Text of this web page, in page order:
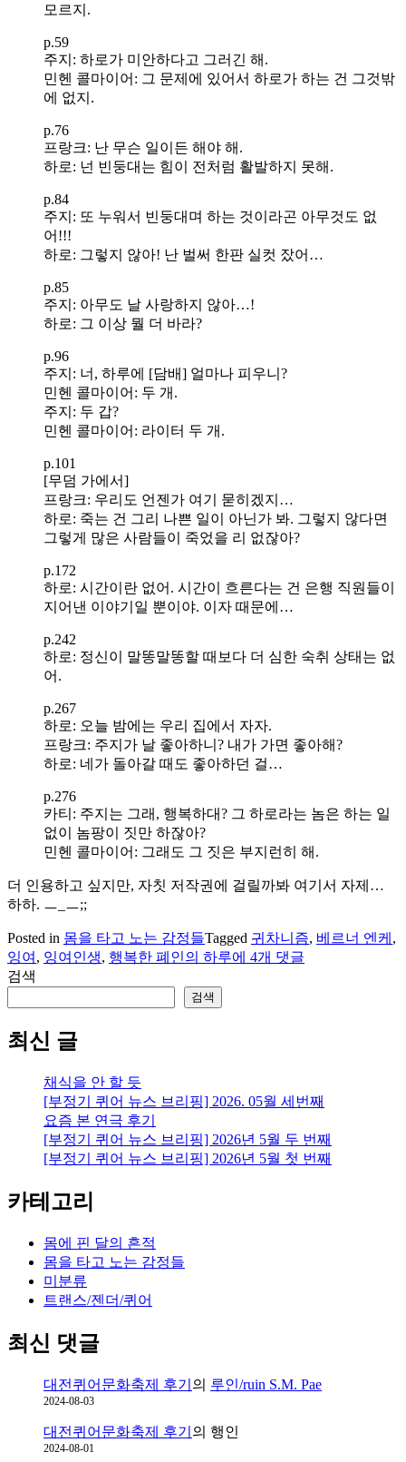
모르지.
p.59
주지: 하로가 미안하다고 그러긴 해.
민헨 콜마이어: 그 문제에 있어서 하로가 하는 건 그것밖
에 없지.
p.76
프랑크: 난 무슨 일이든 해야 해.
하로: 넌 빈둥대는 힘이 전처럼 활발하지 못해.
p.84
주지: 또 누워서 빈둥대며 하는 것이라곤 아무것도 없
어!!!
하로: 그렇지 않아! 난 벌써 한판 실컷 잤어…
p.85
주지: 아무도 날 사랑하지 않아…!
하로: 그 이상 뭘 더 바라?
p.96
주지: 너, 하루에 [담배] 얼마나 피우니?
민헨 콜마이어: 두 개.
주지: 두 갑?
민헨 콜마이어: 라이터 두 개.
p.101
[무덤 가에서]
프랑크: 우리도 언젠가 여기 묻히겠지…
하로: 죽는 건 그리 나쁜 일이 아닌가 봐. 그렇지 않다면
그렇게 많은 사람들이 죽었을 리 없잖아?
p.172
하로: 시간이란 없어. 시간이 흐른다는 건 은행 직원들이
지어낸 이야기일 뿐이야. 이자 때문에…
p.242
하로: 정신이 말똥말똥할 때보다 더 심한 숙취 상태는 없
어.
p.267
하로: 오늘 밤에는 우리 집에서 자자.
프랑크: 주지가 날 좋아하니? 내가 가면 좋아해?
하로: 네가 돌아갈 때도 좋아하던 걸…
p.276
카티: 주지는 그래, 행복하대? 그 하로라는 놈은 하는 일
없이 놈팡이 짓만 하잖아?
민헨 콜마이어: 그래도 그 짓은 부지런히 해.
더 인용하고 싶지만, 자칫 저작권에 걸릴까봐 여기서 자제…
하하. ㅡ_ㅡ;;
Posted in 몸을 타고 노는 감정들Tagged 귀차니즘, 베르너 엔케 ,
잉여 , 잉여인생, 행복한 폐인의 하루베
까
무
것
까…
에 4개 댓글
검색
검색
최신 글
채식을 안 할 듯
[부정기 퀴어 뉴스 브리핑] 2026. 05월 세번째
요즘 본 연극 후기
[부정기 퀴어 뉴스 브리핑] 2026년 5월 두 번째
[부정기 퀴어 뉴스 브리핑] 2026년 5월 첫 번째
카테고리
몸에 핀 달의 흔적
몸을 타고 노는 감정들
미분류
트랜스/젠더/퀴어
최신 댓글
대전퀴어문화축제 후기 의 루인/ruin S.M. Pae
2024-08-03
대전퀴어문화축제 후기 의 행인
2024-08-01